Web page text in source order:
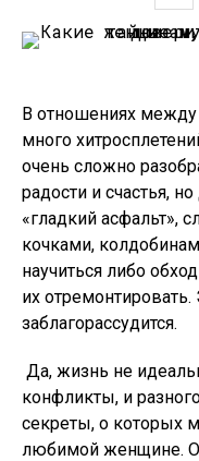
В отношениях
много
очень сложно
радости и счастья,
«гладкий асфальт»,
кочками,
научиться либо
их
заблагорассудится.
Да, жизнь не
конфликты, и
секреты, о которых
любимой женщине.